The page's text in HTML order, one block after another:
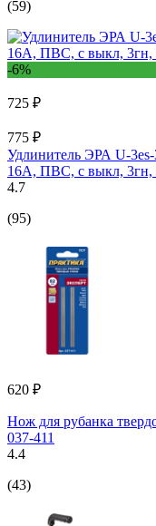
(59)
-6%
725 ₽
775 ₽
Удлинитель ЭРА U-
16A, ПВС, с выкл, 3гн,
4.7
(95)
620 ₽
Нож для рубанка
037-411
4.4
(43)